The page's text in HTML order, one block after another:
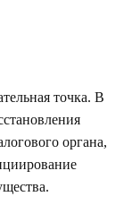
точка. В
органа,